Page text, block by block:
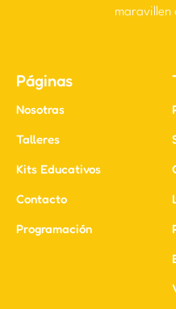
maravillen
Páginas
Nosotras
Talleres
Kits Educativos
Contacto
Programación